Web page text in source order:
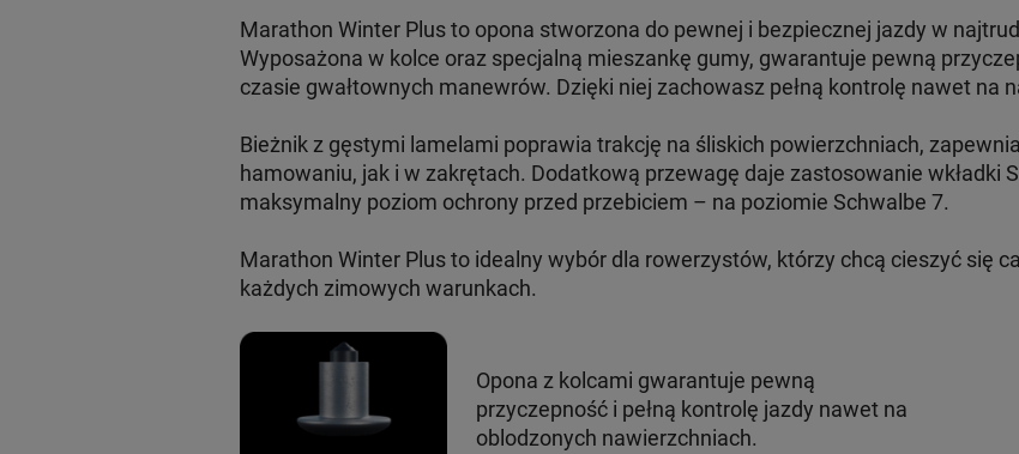
Marathon Winter Plus to opona stworzona do pewnej i bezpiecznej jazdy w
Wyposażona w kolce oraz specjalną mieszankę gumy, gwarantuje pewną
czasie gwałtownych manewrów. Dzięki niej zachowasz pełną kontrolę nawet na
Bieżnik z gęstymi lamelami poprawia trakcję na śliskich powierzchniach,
hamowaniu, jak i w zakrętach. Dodatkową przewagę daje zastosowanie wkładki
maksymalny poziom ochrony przed przebiciem – na poziomie Schwalbe 7.
Marathon Winter Plus to idealny wybór dla rowerzystów, którzy chcą cieszyć się
każdych zimowych warunkach.
Opona z kolcami gwarantuje pewną
przyczepność i pełną kontrolę jazdy nawet na
oblodzonych nawierzchniach.